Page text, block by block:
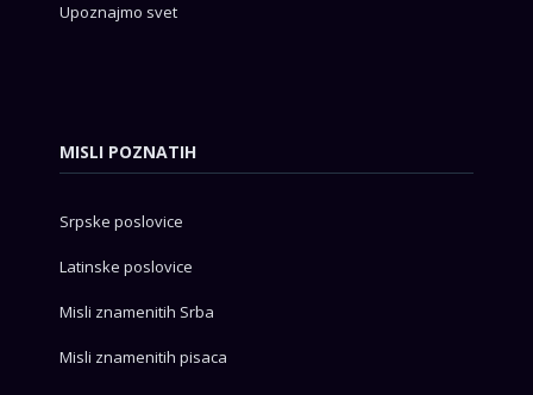
Upoznajmo svet
MISLI POZNATIH
Srpske poslovice
Latinske poslovice
Misli znamenitih Srba
Misli znamenitih pisaca